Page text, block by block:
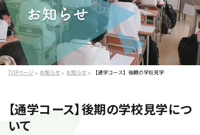
TOPページ > お知らせ > お知らせ > 【通学コース】後期の学校見学について
【通学コース】後期の学校見学につ
いて